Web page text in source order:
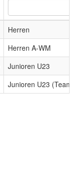
Herren
Herren A-WM
Junioren U23
Junioren U23 (Team)